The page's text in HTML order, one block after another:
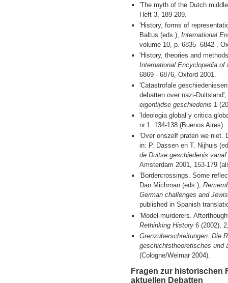
'The myth of the Dutch
Heft 3, 189-209.
'History, forms of
Baltus (eds.), International
volume 10, p. 6835 -6842 ,
'History, theories and
International Encyclopedia
6869 - 6876, Oxford 2001.
'Catastrofale
debatten over nazi-
eigentijdse geschiedenis 1
'Ideologia global y critica
nr.1. 134-138 (Buenos Aires).
'Over onszelf praten we niet.
in: P. Dassen en T. Nijhuis
de Duitse geschiedenis
Amsterdam 2001, 153-179
'Bordercrossings. Some
Dan Michman (eds.),
German challenges and
published in Spanish
'Model-murderers.
Rethinking History6 (2002),
Grenzüberschreitungen. Die
geschichtstheoretisches und
(Cologne/Weimar 2004).
Fragen zur historischen
aktuellen Debatten